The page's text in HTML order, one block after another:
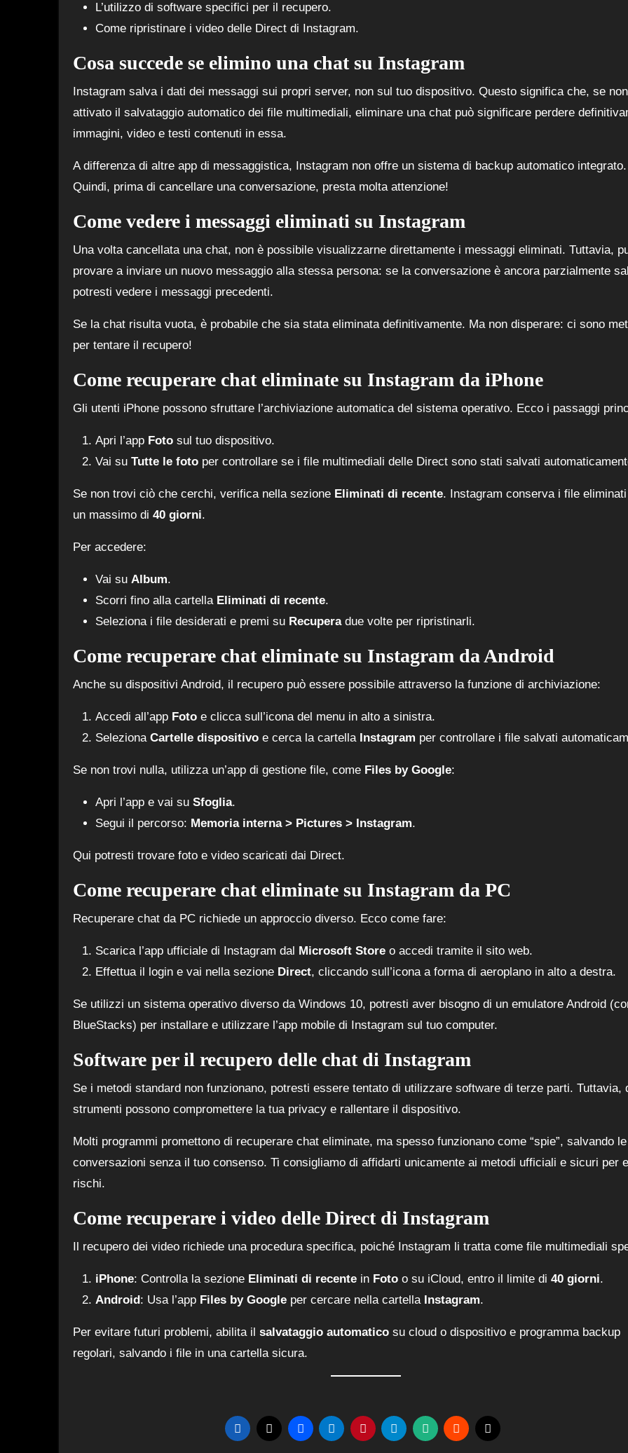
L’utilizzo di software specifici per il recupero.
Come ripristinare i video delle Direct di Instagram.
Cosa succede se elimino una chat su Instagram
Instagram salva i dati dei messaggi sui propri server, non sul tuo dispositivo. Questo significa che, se
attivato il salvataggio automatico dei file multimediali, eliminare una chat può significare perdere
immagini, video e testi contenuti in essa.
A differenza di altre app di messaggistica, Instagram non offre un sistema di backup automatico integrato.
Quindi, prima di cancellare una conversazione, presta molta attenzione!
Come vedere i messaggi eliminati su Instagram
Una volta cancellata una chat, non è possibile visualizzarne direttamente i messaggi eliminati. Tuttavia,
provare a inviare un nuovo messaggio alla stessa persona: se la conversazione è ancora parzialmente
potresti vedere i messaggi precedenti.
Se la chat risulta vuota, è probabile che sia stata eliminata definitivamente. Ma non disperare: ci sono
per tentare il recupero!
Come recuperare chat eliminate su Instagram da iPhone
Gli utenti iPhone possono sfruttare l’archiviazione automatica del sistema operativo. Ecco i passaggi
Apri l’app Foto sul tuo dispositivo.
Vai su Tutte le foto per controllare se i file multimediali delle Direct sono stati salvati
Se non trovi ciò che cerchi, verifica nella sezione Eliminati di recente. Instagram conserva i file
un massimo di 40 giorni.
Per accedere:
Vai su Album.
Scorri fino alla cartella Eliminati di recente.
Seleziona i file desiderati e premi su Recuperadue volte per ripristinarli.
Come recuperare chat eliminate su Instagram da Android
Anche su dispositivi Android, il recupero può essere possibile attraverso la funzione di archiviazione:
Accedi all’app Foto e clicca sull’icona del menu in alto a sinistra.
Seleziona Cartelle dispositivo e cerca la cartella Instagram per controllare i file salvati
Se non trovi nulla, utilizza un’app di gestione file, come Files by Google:
Apri l’app e vai su Sfoglia.
Segui il percorso: Memoria interna > Pictures > Instagram.
Qui potresti trovare foto e video scaricati dai Direct.
Come recuperare chat eliminate su Instagram da PC
Recuperare chat da PC richiede un approccio diverso. Ecco come fare:
Scarica l’app ufficiale di Instagram dal Microsoft Store o accedi tramite il sito web.
Effettua il login e vai nella sezione Direct, cliccando sull’icona a forma di aeroplano in alto a destra.
Se utilizzi un sistema operativo diverso da Windows 10, potresti aver bisogno di un emulatore Android
BlueStacks) per installare e utilizzare l’app mobile di Instagram sul tuo computer.
Software per il recupero delle chat di Instagram
Se i metodi standard non funzionano, potresti essere tentato di utilizzare software di terze parti. Tuttavia,
strumenti possono compromettere la tua privacy e rallentare il dispositivo.
Molti programmi promettono di recuperare chat eliminate, ma spesso funzionano come “spie”, salvando
conversazioni senza il tuo consenso. Ti consigliamo di affidarti unicamente ai metodi ufficiali e sicuri per
rischi.
Come recuperare i video delle Direct di Instagram
Il recupero dei video richiede una procedura specifica, poiché Instagram li tratta come file multimediali
iPhone: Controlla la sezione Eliminati di recente in Foto o su iCloud, entro il limite di 40 giorni.
Android: Usa l’app Files by Google per cercare nella cartella Instagram.
Per evitare futuri problemi, abilita il salvataggio automatico su cloud o dispositivo e programma backup
regolari, salvando i file in una cartella sicura.